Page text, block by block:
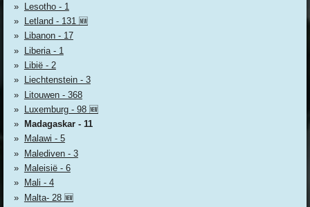
Lesotho - 1
Letland - 131 🆕
Libanon - 17
Liberia - 1
Libië - 2
Liechtenstein - 3
Litouwen - 368
Luxemburg - 98 🆕
Madagaskar - 11
Malawi - 5
Malediven - 3
Maleisië - 6
Mali - 4
Malta- 28 🆕